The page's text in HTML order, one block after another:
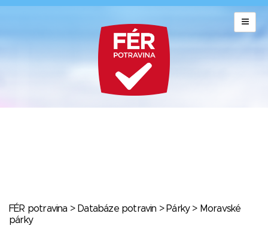
FÉR potravina > Databáze potravin > Párky> Moravské
párky